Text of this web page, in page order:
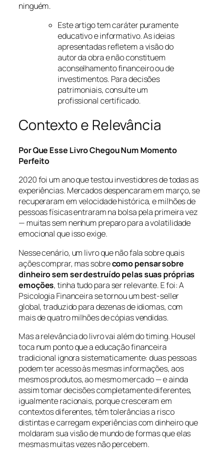
ninguém.
Este artigo tem caráter puramente
educativo e informativo. As ideias
apresentadas refletem a visão do
autor da obra e não constituem
aconselhamento financeiro ou de
investimentos. Para decisões
patrimoniais, consulte um
profissional certificado.
Contexto e Relevância
Por Que Esse Livro Chegou Num Momento
Perfeito
2020 foi um ano que testou investidores de todas as
experiências. Mercados despencaram em março, se
recuperaram em velocidade histórica, e milhões de
pessoas físicas entraram na bolsa pela primeira vez
— muitas sem nenhum preparo para a volatilidade
emocional que isso exige.
Nesse cenário, um livro que não fala sobre quais
ações comprar, mas sobrecomo pensar sobre
dinheiro sem ser destruído pelas suas próprias
emoções, tinha tudo para ser relevante. E foi: A
Psicologia Financeira se tornou um best-seller
global, traduzido para dezenas de idiomas, com
mais de quatro milhões de cópias vendidas.
Mas a relevância do livro vai além do timing. Housel
toca num ponto que a educação financeira
tradicional ignora sistematicamente: duas pessoas
podem ter acesso às mesmas informações, aos
mesmos produtos, ao mesmo mercado — e ainda
assim tomar decisões completamente diferentes,
igualmente racionais, porque cresceram em
contextos diferentes, têm tolerâncias a risco
distintas e carregam experiências com dinheiro que
moldaram sua visão de mundo de formas que elas
mesmas muitas vezes não percebem.